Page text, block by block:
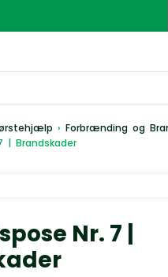
› Forbrænding og
| Brandskader
Nr. 7 |